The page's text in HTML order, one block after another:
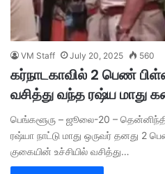
VM Staff July 20, 2025 560
கர்நாடகாவில் 2 பெண்
வசித்து வந்த ரஷ்ய மாது
பெங்களூரு – ஜூலை-20 –
ரஷ்யா நாட்டு மாது ஒருவர் தனது 2
குகையின் உச்சியில் வசித்து…